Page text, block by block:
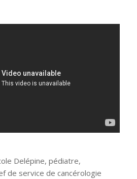
Delépine, pédiatre,
de service de cancérologie